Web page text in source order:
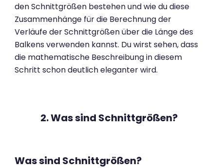
den Schnittgrößen bestehen und wie du diese
Zusammenhänge für die Berechnung der
Verläufe der Schnittgrößen über die Länge des
Balkens verwenden kannst. Du wirst sehen, dass
die mathematische Beschreibung in diesem
Schritt schon deutlich eleganter wird.
2. Was sind Schnittgrößen?
Was sind Schnittgrößen?